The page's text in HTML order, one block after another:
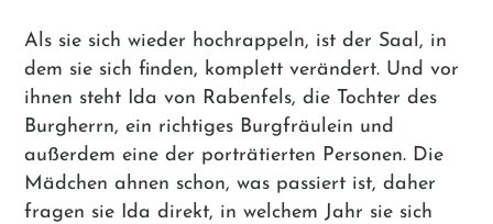
Als sie sich wieder hochrappeln, ist der Saal, in
dem sie sich finden, komplett verändert. Und vor
ihnen steht Ida von Rabenfels, die Tochter des
Burgherrn, ein richtiges Burgfräulein und
außerdem eine der porträtierten Personen. Die
Mädchen ahnen schon, was passiert ist, daher
fragen sie Ida direkt, in welchem Jahr sie sich